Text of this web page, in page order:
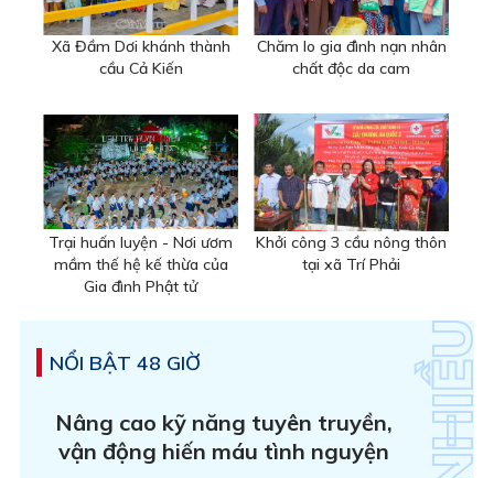
Xã Đầm Dơi khánh thành
cầu Cả Kiến
Chăm lo gia đình nạn nhân
chất độc da cam
Trại huấn luyện - Nơi ươm
mầm thế hệ kế thừa của
Gia đình Phật tử
Khởi công 3 cầu nông thôn
tại xã Trí Phải
NỔI BẬT 48 GIỜ
Nâng cao kỹ năng tuyên truyền,
vận động hiến máu tình nguyện